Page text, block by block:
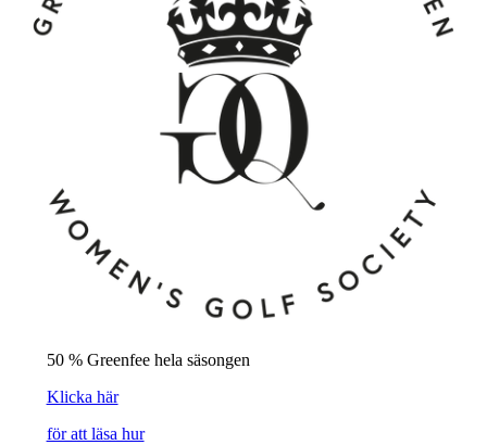
50 % Greenfee hela säsongen
Klicka här
för att läsa hur